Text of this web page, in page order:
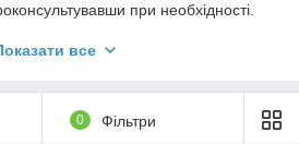
при необхідності.
завжди можете розраховувати на
обслуговування, так і від якості
все
0 Фільтри